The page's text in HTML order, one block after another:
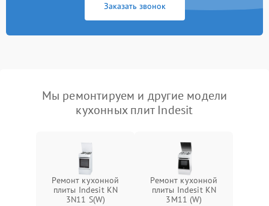
Заказать звонок
Мы ремонтируем и другие модели
кухонных плит Indesit
Ремонт кухонной
плиты Indesit KN
3N11 S(W)
Ремонт кухонной
плиты Indesit KN
3M11 (W)